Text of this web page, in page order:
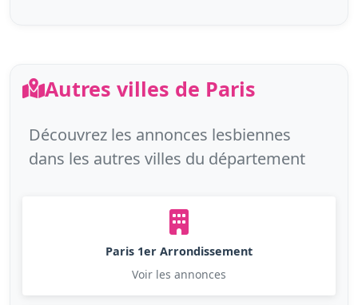
Autres villes de Paris
Découvrez les annonces lesbiennes
dans les autres villes du département
Paris 1er Arrondissement
Voir les annonces